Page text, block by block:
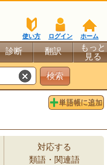
ホーム
ログイン
使い方
診断 翻訳
もっと
見る
対応する
類語・関連語